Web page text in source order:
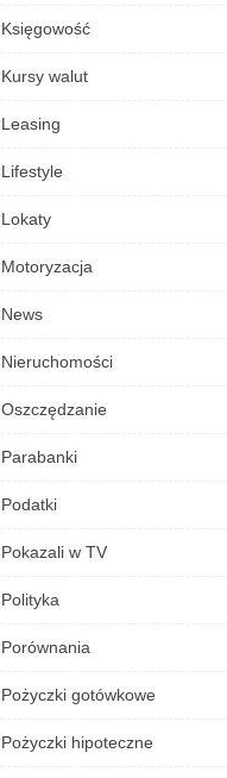
Księgowość
Kursy walut
Leasing
Lifestyle
Lokaty
Motoryzacja
News
Nieruchomości
Oszczędzanie
Parabanki
Podatki
Pokazali w TV
Polityka
Porównania
Pożyczki gotówkowe
Pożyczki hipoteczne